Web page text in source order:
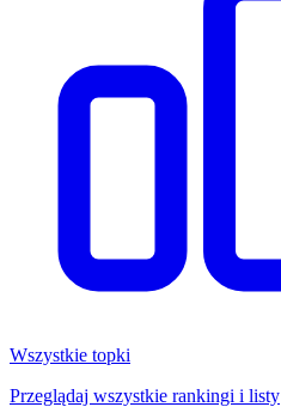
Wszystkie topki
Przeglądaj wszystkie rankingi i listy